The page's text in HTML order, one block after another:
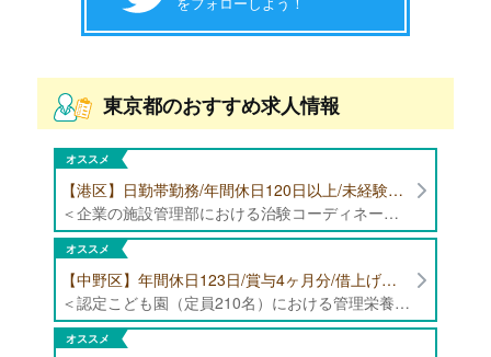
東京都のおすすめ求人情報
オススメ
【港区】日勤帯勤務/年間休日120日以上/未経験者歓迎/健康食品の臨床試験に携わる管理栄養士・栄養士の治験コーディネーター募集！
＜企業の施設管理部における治験コーディネーター業務全般＞ ・健康食品の臨床試験に伴う指導 ・スケジュール調整等の被験者管理 ・データ収集、書類作成 ・医療機関にて被験者への説明や誘導 ・栄養指導、栄養計算
オススメ
【中野区】年間休日123日/賞与4ヶ月分/借上げ住宅制度あり 認定こども園（定員210名）にて管理栄養士・栄養士募集！
＜認定こども園（定員210名）における管理栄養士・栄養士業務全般＞ ・管理栄養士、栄養士業務全般
オススメ